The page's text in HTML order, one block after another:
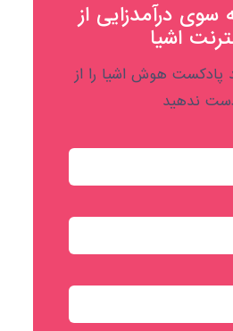
سوی درآمدزایی از
اشیا
پادکست هوش اشیا را از
ندهید